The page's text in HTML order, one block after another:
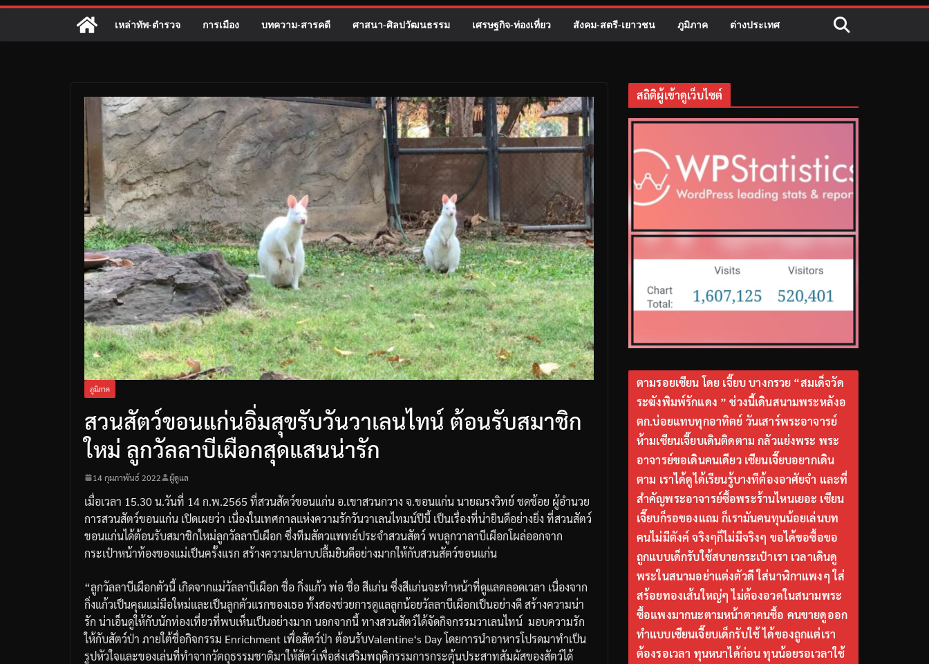
เหล่าทัพ-ตำรวจ การเมือง บทความ-สารคดี ศาสนา-ศิลปวัฒนธรรม เศรษฐกิจ-ท่องเที่ยว สังคม-สตรี-เยาวชน ภูมิภาค ต่างประเทศ
ภูมิภาค
สวนสัตว์ขอนแก่นอิ่มสุขรับวันวาเลนไทน์ ต้อนรับสมาชิก
ใหม่ ลูกวัลลาบีเผือกสุดแสนน่ารัก
14 กุมภาพันธ์ 2022 ผู้ดูแล
เมื่อเวลา 15.30น.วันที่ 14ก.พ.2565 ที่สวนสัตว์ขอนแก่นอ.เขาสวนกวาง จ.ขอนแก่นนายณรงวิทย์ ชดช้อย ผู้อำนวย
การสวนสัตว์ขอนแก่น เปิดเผยว่า เนื่องในเทศกาลแห่งความรักวันวาเลนไทมน์ปีนี้ เป็นเรื่องที่น่ายินดีอย่างยิ่ง ที่สวนสัตว์
ขอนแก่นได้ต้อนรับสมาชิกใหม่ลูกวัลลาบีเผือก ซึ่งทีมสัตวแพทย์ประจำสวนสัตว์ พบลูกวาลาบีเผือกโผล่ออกจาก
กระเป๋าหน้าท้องของแม่เป็นครั้งแรก สร้างความปลาบปลื้มยินดีอย่างมากให้กับสวนสัตว์ขอนแก่น
“ลูกวัลลาบีเผือกตัวนี้ เกิดจากแม่วัลลาบีเผือก ชื่อกิ่งแก้ว พ่อชื่อสีแก่นซึ่งสีแก่นจะทำหน้าที่ดูแลตลอดเวลา เนื่องจาก
กิ่งแก้วเป็นคุณแม่มือใหม่และเป็นลูกตัวแรกของเธอทั้งสองช่วยการดูแลลูกน้อยวัลลาบีเผือกเป็นอย่างดีสร้างความน่า
รัก น่าเอ็นดูให้กับนักท่องเที่ยวที่พบเห็นเป็นอย่างมาก นอกจากนี้ทางสวนสัตว์ได้จัดกิจกรรมวาเลนไทน์ มอบความรัก
ให้กับสัตว์ป่า ภายใต้ชื่อกิจกรรม Enrichment เพื่อสัตว์ป่า ต้อนรับValentine‘s Dayโดยการนำอาหารโปรดมาทำเป็น
รูปหัวใจและของเล่นที่ทำจากวัตถุธรรมชาติมาให้สัตว์เพื่อส่งเสริมพฤติกรรมการกระตุ้นประสาทสัมผัสของสัตว์ได้
สถิติผู้เข้าดูเว็บไซต์
ตามรอยเซียน โดย เจี๊ยบ บางกรวย “สมเด็จวัด
ระฆังพิมพ์รักแดง ” ช่วงนี้เดินสนามพระหลังอ
ตก.บ่อยแทบทุกอาทิตย์ วันเสาร์พระอาจารย์
ห้ามเซียนเจี๊ยบเดินติดตาม กลัวแย่งพระ พระ
อาจารย์ขอเดินคนเดียว เซียนเจี๊ยบอยากเดิน
ตาม เราได้ดูได้เรียนรู้บางทีต้องอาศัยจำ และที่
สำคัญพระอาจารย์ซื้อพระร้านไหนเยอะ เซียน
เจี๊ยบก็รอของแถม ก็เรามันคนทุนน้อยเล่นบท
คนไม่มีตังค์ จริงๆก็ไม่มีจริงๆ ขอได้ขอซื้อขอ
ถูกแบบเด็กรับใช้สบายกระเป๋าเรา เวลาเดินดู
พระในสนามอย่าแต่งตัวดี ใส่นาฬิกาแพงๆ ใส่
สร้อยทองเส้นใหญ่ๆ ไม่ต้องอวดในสนามพระ
ซื้อแพงมากนะตามหน้าตาคนซื้อ คนขายดูออก
ทำแบบเซียนเจี๊ยบเด็กรับใช้ ได้ของถูกแต่เรา
ต้องรอเวลา ทุนหนาได้ก่อน ทุนน้อยรอเวลาใช้